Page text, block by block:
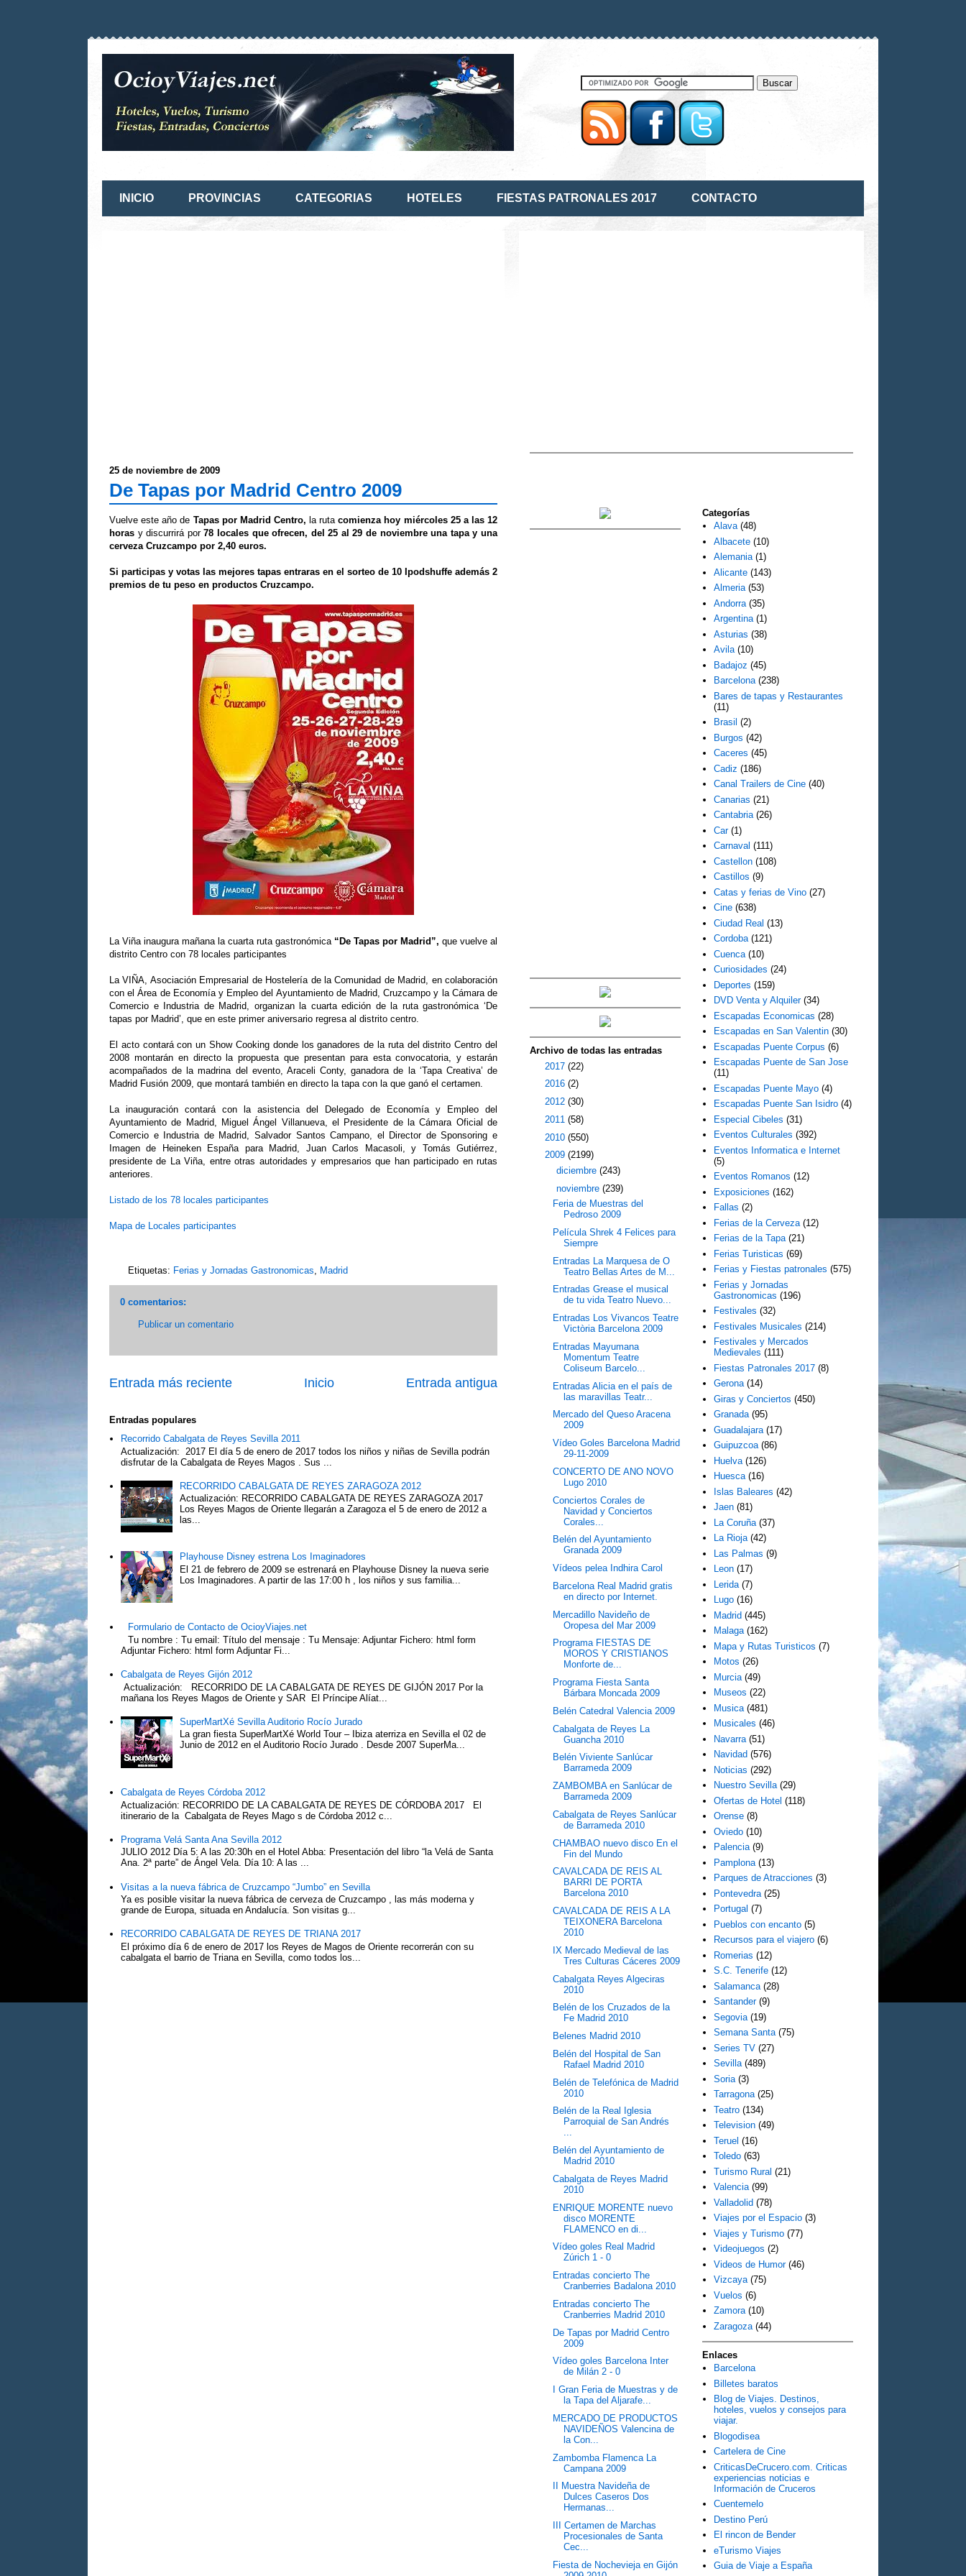
INICIO PROVINCIAS CATEGORIAS HOTELES FIESTAS PATRONALES 2017 CONTACTO
25 de noviembre de 2009
De Tapas por Madrid Centro 2009
Vuelve este año de Tapas por Madrid Centro, la rutacomienza hoy miércoles 25 a las 12
horas y discurrirá por78 locales que ofrecen, del 25 al 29 de noviembre una tapa y una
cerveza Cruzcampo por 2,40 euros.
Si participas y votas las mejores tapas entraras en el sorteo de 10 Ipodshuffe además 2
premios de tu peso en productos Cruzcampo.
La Viña inaugura mañana la cuarta ruta gastronómica “De Tapas por Madrid”, que vuelve al
distrito Centro con 78 locales participantes
La VIÑA, Asociación Empresarial de Hostelería de la Comunidad de Madrid, en colaboración
con el Área de Economía y Empleo del Ayuntamiento de Madrid, Cruzcampo y la Cámara de
Comercio e Industria de Madrid, organizan la cuarta edición de la ruta gastronómica ‘De
tapas por Madrid’, que en este primer aniversario regresa al distrito centro.
El acto contará con un Show Cooking donde los ganadores de la ruta del distrito Centro del
2008 montarán en directo la propuesta que presentan para esta convocatoria, y estarán
acompañados de la madrina del evento, Araceli Conty, ganadora de la ‘Tapa Creativa’ de
Madrid Fusión 2009, que montará también en directo la tapa con la que ganó el certamen.
La inauguración contará con la asistencia del Delegado de Economía y Empleo del
Ayuntamiento de Madrid, Miguel Ángel Villanueva, el Presidente de la Cámara Oficial de
Comercio e Industria de Madrid, Salvador Santos Campano, el Director de Sponsoring e
Imagen de Heineken España para Madrid, Juan Carlos Macasoli, y Tomás Gutiérrez,
presidente de La Viña, entre otras autoridades y empresarios que han participado en rutas
anteriores.
Listado de los 78 locales participantes
Mapa de Locales participantes
Etiquetas: Ferias y Jornadas Gastronomicas Madrid
0 comentarios:
Publicar un comentario
Entrada más reciente Entrada antigua
Inicio
Entradas populares
Recorrido Cabalgata de Reyes Sevilla 2011
Actualización: 2017 El día 5 de enero de 2017 todos los niños y niñas de Sevilla podrán
disfrutar de la Cabalgata de Reyes Magos . Sus ...
RECORRIDO CABALGATA DE REYES ZARAGOZA 2012
Actualización: RECORRIDO CABALGATA DE REYES ZARAGOZA 2017
Los Reyes Magos de Oriente llegarán a Zaragoza el 5 de enero de 2012 a
las...
Playhouse Disney estrena Los Imaginadores
El 21 de febrero de 2009 se estrenará en Playhouse Disney la nueva serie
Los Imaginadores. A partir de las 17:00 h , los niños y sus familia...
Formulario de Contacto de OcioyViajes.net
Tu nombre : Tu email: Título del mensaje : Tu Mensaje: Adjuntar Fichero: html form
Adjuntar Fichero: html form Adjuntar Fi...
Cabalgata de Reyes Gijón 2012
Actualización: RECORRIDO DE LA CABALGATA DE REYES DE GIJÓN 2017 Por la
mañana los Reyes Magos de Oriente y SAR El Príncipe Alíat...
SuperMartXé Sevilla Auditorio Rocío Jurado
La gran fiesta SuperMartXé World Tour – Ibiza aterriza en Sevilla el 02 de
Junio de 2012 en el Auditorio Rocío Jurado . Desde 2007 SuperMa...
Cabalgata de Reyes Córdoba 2012
Actualización: RECORRIDO DE LA CABALGATA DE REYES DE CÓRDOBA 2017 El
itinerario de la Cabalgata de Reyes Mago s de Córdoba 2012 c...
Programa Velá Santa Ana Sevilla 2012
JULIO 2012 Día 5: A las 20:30h en el Hotel Abba: Presentación del libro “la Velá de Santa
Ana. 2ª parte” de Ángel Vela. Día 10: A las ...
Visitas a la nueva fábrica de Cruzcampo “Jumbo” en Sevilla
Ya es posible visitar la nueva fábrica de cerveza de Cruzcampo , las más moderna y
grande de Europa, situada en Andalucía. Son visitas g...
RECORRIDO CABALGATA DE REYES DE TRIANA 2017
El próximo día 6 de enero de 2017 los Reyes de Magos de Oriente recorrerán con su
cabalgata el barrio de Triana en Sevilla, como todos los...
Archivo de todas las entradas
2017 (22)
2016 (2)
2012 (30)
2011 (58)
2010 (550)
2009 (2199)
diciembre (243)
noviembre (239)
Feria de Muestras del
Pedroso 2009
Película Shrek 4 Felices para
Siempre
Entradas La Marquesa de O
Teatro Bellas Artes de M...
Entradas Grease el musical
de tu vida Teatro Nuevo...
Entradas Los Vivancos Teatre
Victòria Barcelona 2009
Entradas Mayumana
Momentum Teatre
Coliseum Barcelo...
Entradas Alicia en el país de
las maravillas Teatr...
Mercado del Queso Aracena
2009
Vídeo Goles Barcelona Madrid
29-11-2009
CONCERTO DE ANO NOVO
Lugo 2010
Conciertos Corales de
Navidad y Conciertos
Corales...
Belén del Ayuntamiento
Granada 2009
Vídeos pelea Indhira Carol
Barcelona Real Madrid gratis
en directo por Internet.
Mercadillo Navideño de
Oropesa del Mar 2009
Programa FIESTAS DE
MOROS Y CRISTIANOS
Monforte de...
Programa Fiesta Santa
Bárbara Moncada 2009
Belén Catedral Valencia 2009
Cabalgata de Reyes La
Guancha 2010
Belén Viviente Sanlúcar
Barrameda 2009
ZAMBOMBA en Sanlúcar de
Barrameda 2009
Cabalgata de Reyes Sanlúcar
de Barrameda 2010
CHAMBAO nuevo disco En el
Fin del Mundo
CAVALCADA DE REIS AL
BARRI DE PORTA
Barcelona 2010
CAVALCADA DE REIS A LA
TEIXONERA Barcelona
2010
IX Mercado Medieval de las
Tres Culturas Cáceres 2009
Cabalgata Reyes Algeciras
2010
Belén de los Cruzados de la
Fe Madrid 2010
Belenes Madrid 2010
Belén del Hospital de San
Rafael Madrid 2010
Belén de Telefónica de Madrid
2010
Belén de la Real Iglesia
Parroquial de San Andrés
...
Belén del Ayuntamiento de
Madrid 2010
Cabalgata de Reyes Madrid
2010
ENRIQUE MORENTE nuevo
disco MORENTE
FLAMENCO en di...
Vídeo goles Real Madrid
Zúrich 1 - 0
Entradas concierto The
Cranberries Badalona 2010
Entradas concierto The
Cranberries Madrid 2010
De Tapas por Madrid Centro
2009
Vídeo goles Barcelona Inter
de Milán 2 - 0
I Gran Feria de Muestras y de
la Tapa del Aljarafe...
MERCADO DE PRODUCTOS
NAVIDEÑOS Valencina de
la Con...
Zambomba Flamenca La
Campana 2009
II Muestra Navideña de
Dulces Caseros Dos
Hermanas...
III Certamen de Marchas
Procesionales de Santa
Cec...
Fiesta de Nochevieja en Gijón
Categorías
Alava (48)
Albacete (10)
Alemania (1)
Alicante (143)
Almeria (53)
Andorra (35)
Argentina (1)
Asturias (38)
Avila (10)
Badajoz (45)
Barcelona (238)
Bares de tapas y Restaurantes
(11)
Brasil (2)
Burgos (42)
Caceres (45)
Cadiz (186)
Canal Trailers de Cine (40)
Canarias (21)
Cantabria (26)
Car (1)
Carnaval (111)
Castellon (108)
Castillos (9)
Catas y ferias de Vino (27)
Cine (638)
Ciudad Real (13)
Cordoba (121)
Cuenca (10)
Curiosidades (24)
Deportes (159)
DVD Venta y Alquiler (34)
Escapadas Economicas (28)
Escapadas en San Valentin (30)
Escapadas Puente Corpus (6)
Escapadas Puente de San Jose
(11)
Escapadas Puente Mayo (4)
Escapadas Puente San Isidro (4)
Especial Cibeles (31)
Eventos Culturales (392)
Eventos Informatica e Internet
(5)
Eventos Romanos (12)
Exposiciones (162)
Fallas (2)
Ferias de la Cerveza (12)
Ferias de la Tapa (21)
Ferias Turisticas (69)
Ferias y Fiestas patronales (575)
Ferias y Jornadas
Gastronomicas (196)
Festivales (32)
Festivales Musicales (214)
Festivales y Mercados
Medievales (111)
Fiestas Patronales 2017 (8)
Gerona (14)
Giras y Conciertos (450)
Granada (95)
Guadalajara (17)
Guipuzcoa (86)
Huelva (126)
Huesca (16)
Islas Baleares (42)
Jaen (81)
La Coruña (37)
La Rioja (42)
Las Palmas (9)
Leon (17)
Lerida (7)
Lugo (16)
Madrid (445)
Malaga (162)
Mapa y Rutas Turisticos (7)
Motos (26)
Murcia (49)
Museos (22)
Musica (481)
Musicales (46)
Navarra (51)
Navidad (576)
Noticias (292)
Nuestro Sevilla (29)
Ofertas de Hotel (118)
Orense (8)
Oviedo (10)
Palencia (9)
Pamplona (13)
Parques de Atracciones (3)
Pontevedra (25)
Portugal (7)
Pueblos con encanto (5)
Recursos para el viajero (6)
Romerias (12)
S.C. Tenerife (12)
Salamanca (28)
Santander (9)
Segovia (19)
Semana Santa (75)
Series TV (27)
Sevilla (489)
Soria (3)
Tarragona (25)
Teatro (134)
Television (49)
Teruel (16)
Toledo (63)
Turismo Rural (21)
Valencia (99)
Valladolid (78)
Viajes por el Espacio (3)
Viajes y Turismo (77)
Videojuegos (2)
Videos de Humor (46)
Vizcaya (75)
Vuelos (6)
Zamora (10)
Zaragoza (44)
Enlaces
Barcelona
Billetes baratos
Blog de Viajes. Destinos,
hoteles, vuelos y consejos para
viajar.
Blogodisea
Cartelera de Cine
CriticasDeCrucero.com. Criticas
experiencias noticias e
Información de Cruceros
Cuentemelo
Destino Perú
El rincon de Bender
eTurismo Viajes
Guia de Viaje a España